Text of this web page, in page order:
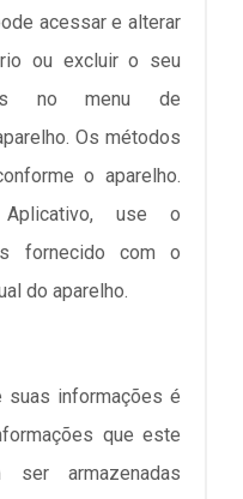
acessar e alterar
ou excluir o seu
no menu de
Os métodos
o aparelho.
use o
fornecido com o
do aparelho.
suas informações é
que este
ser armazenadas